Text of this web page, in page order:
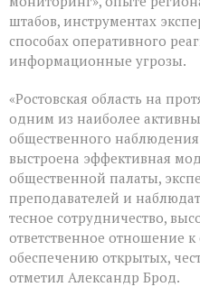
штабов, инструментах
способах оперативного
информационные угрозы.
«Ростовская область на
одним из наиболее
общественного
выстроена эффективная
общественной палаты,
преподавателей и
тесное сотрудничество,
ответственное отношение
обеспечению открытых,
отметил Александр Брод.